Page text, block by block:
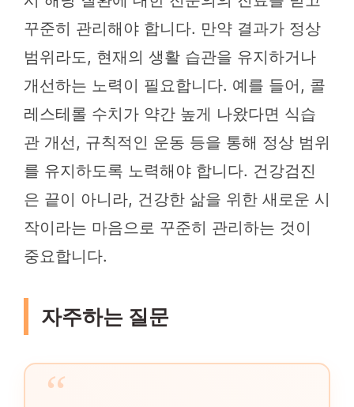
꾸준히 관리해야 합니다. 만약 결과가 정상
범위라도, 현재의 생활 습관을 유지하거나
개선하는 노력이 필요합니다. 예를 들어, 콜
레스테롤 수치가 약간 높게 나왔다면 식습
관 개선, 규칙적인 운동 등을 통해 정상 범위
를 유지하도록 노력해야 합니다. 건강검진
은 끝이 아니라, 건강한 삶을 위한 새로운 시
작이라는 마음으로 꾸준히 관리하는 것이
중요합니다.
자주하는 질문